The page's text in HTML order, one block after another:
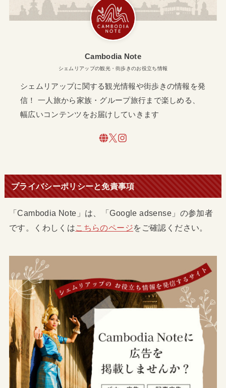
Cambodia Note
シェムリアップの観光・街歩きのお役立ち情報
シェムリアップに関する観光情報や街歩きの情報を発
信！ 一人旅から家族・グループ旅行まで楽しめる、
幅広いコンテンツをお届けしていきます
プライバシーポリシーと免責事項
「Cambodia Note」は、「Google adsense」の参加者
です。くわしくはこちらのページをご確認ください。